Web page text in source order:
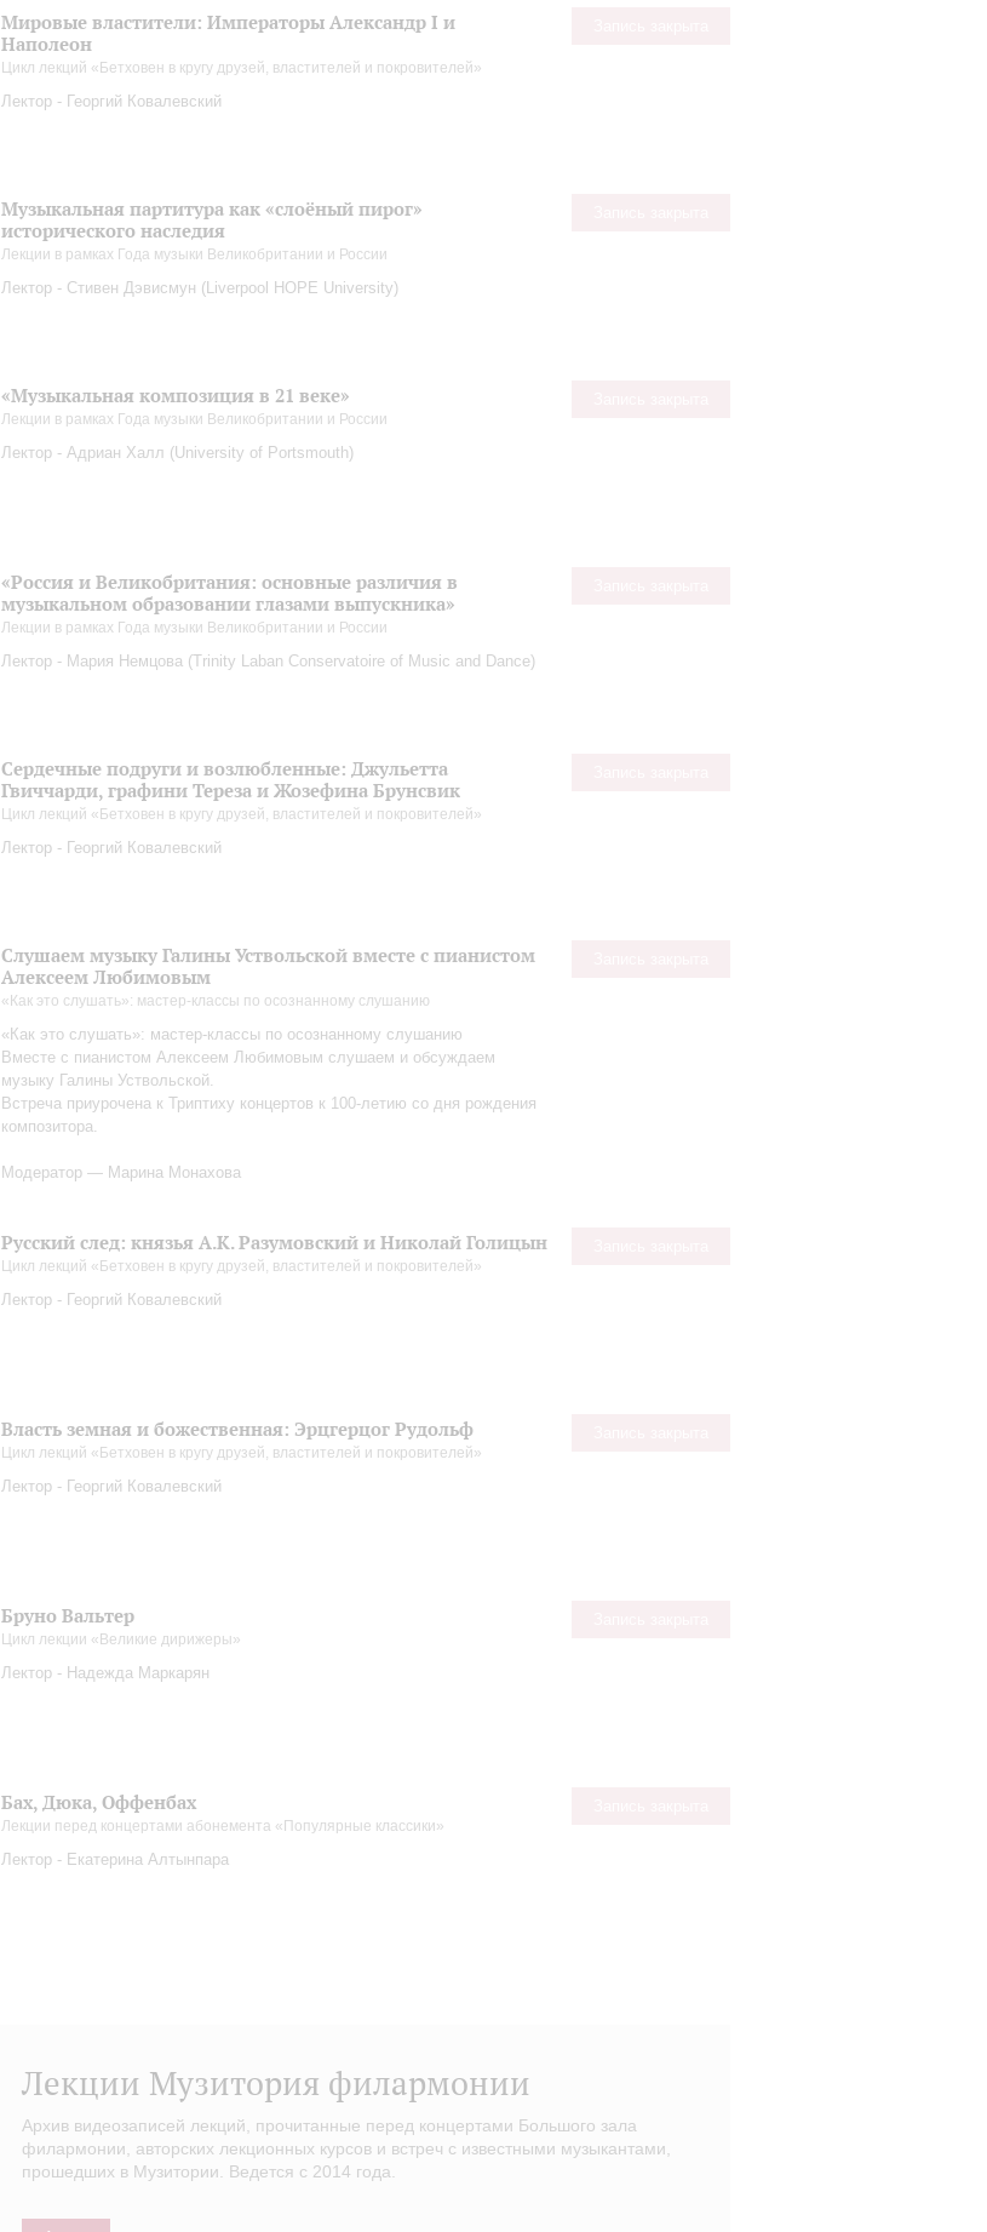
Мировые властители: Императоры Александр I и
Наполеон
Цикл лекций «Бетховен в кругу друзей, властителей и покровителей»
Лектор - Георгий Ковалевский
Музыкальная партитура как «слоёный пирог»
исторического наследия
Лекции в рамках Года музыки Великобритании и России
Лектор - Стивен Дэвисмун (Liverpool HOPE University)
«Музыкальная композиция в 21 веке»
Лекции в рамках Года музыки Великобритании и России
Лектор - Адриан Халл (University of Portsmouth)
«Россия и Великобритания: основные различия в
музыкальном образовании глазами выпускника»
Лекции в рамках Года музыки Великобритании и России
Лектор - Мария Немцова (Trinity Laban Conservatoire of Music and Dance)
Сердечные подруги и возлюбленные: Джульетта
Гвиччарди, графини Тереза и Жозефина Брунсвик
Цикл лекций «Бетховен в кругу друзей, властителей и покровителей»
Лектор - Георгий Ковалевский
Слушаем музыку Галины Уствольской вместе с пианистом
Алексеем Любимовым
«Как это слушать»: мастер-классы по осознанному слушанию
«Как это слушать»: мастер-классы по осознанному слушанию
Вместе с пианистом Алексеем Любимовым слушаем и обсуждаем
музыку Галины Уствольской.
Встреча приурочена к Триптиху концертов к 100-летию со дня рождения
композитора.
Модератор — Марина Монахова
Русский след: князья А.К. Разумовский и Николай Голицын
Цикл лекций «Бетховен в кругу друзей, властителей и покровителей»
Лектор - Георгий Ковалевский
Власть земная и божественная: Эрцгерцог Рудольф
Цикл лекций «Бетховен в кругу друзей, властителей и покровителей»
Лектор - Георгий Ковалевский
Бруно Вальтер
Цикл лекции «Великие дирижеры»
Лектор - Надежда Маркарян
Бах, Дюка, Оффенбах
Лекции перед концертами абонемента «Популярные классики»
Лектор - Екатерина Алтынпара
Лекции Музитория филармонии
Архив видеозаписей лекций, прочитанные перед концертами Большого зала
филармонии, авторских лекционных курсов и встреч с известными музыкантами,
прошедших в Музитории. Ведется с 2014 года.